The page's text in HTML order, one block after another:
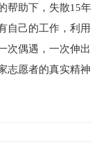
帮助下，失散15年
自己的工作，利用
次偶遇，一次伸出
志愿者的真实精神